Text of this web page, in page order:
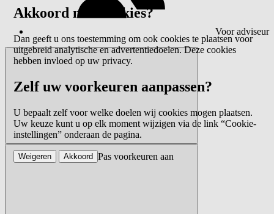
Voor adviseur
Akkoord met cookies?
Dan geeft u ons toestemming om ook cookies te plaatsen voor
uitgebreid analytische en advertentiedoelen. Deze cookies
hebben invloed op uw privacy.
Zelf uw voorkeuren aanpassen?
U bepaalt zelf voor welke doelen wij cookies mogen plaatsen.
Uw keuze kunt u op elk moment wijzigen via de link “Cookie-
instellingen” onderaan de pagina.
Pas voorkeuren aan
Weigeren Akkoord